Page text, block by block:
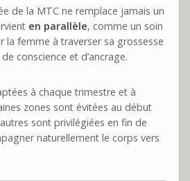
de la MTC ne remplace jamais un
en parallèle, comme un soin
la femme à traverser sa grossesse
conscience et d’ancrage.
à chaque trimestre et à
zones sont évitées au début
sont privilégiées en fin de
naturellement le corps vers